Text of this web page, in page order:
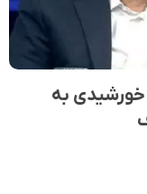
خورشیدی به